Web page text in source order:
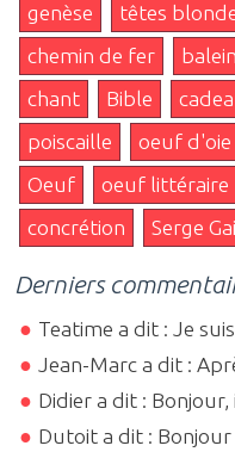
genèse têtes
chemin de fer
chant
Bible
poiscaille
oeuf d'oie
Oeuf
oeuf littéraire
concrétion
Serge
Derniers
Teatime a dit : Je
Jean-Marc a dit :
Didier a dit :
Dutoit a dit : Bonjour